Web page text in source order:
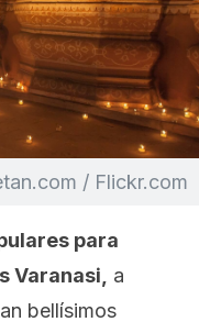
/ Flickr.com
para
Varanasi,
a
bellísimos